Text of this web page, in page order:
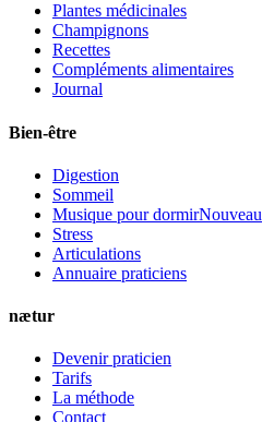
Plantes médicinales
Champignons
Recettes
Compléments alimentaires
Journal
Bien-être
Digestion
Sommeil
Musique pour dormirNouveau
Stress
Articulations
Annuaire praticiens
nætur
Devenir praticien
Tarifs
La méthode
Contact